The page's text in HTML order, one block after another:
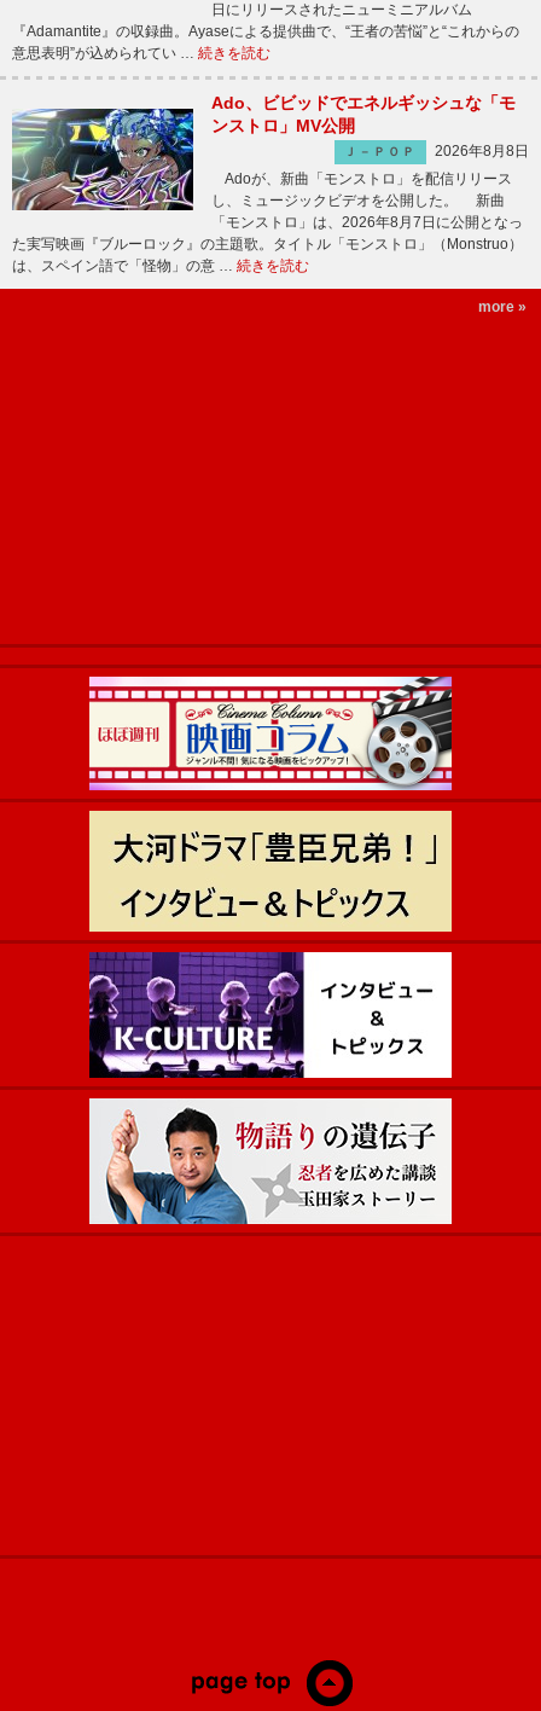
日にリリースされたニューミニアルバム
『Adamantite』の収録曲。Ayaseによる提供曲で、“王者の苦悩”と“これからの
意思表明”が込められてい … 続きを読む
Ado、ビビッドでエネルギッシュな「モ
ンストロ」MV公開
Ｊ－ＰＯＰ
2026年8月8日
Adoが、新曲「モンストロ」を配信リリース
し、ミュージックビデオを公開した。 新曲
「モンストロ」は、2026年8月7日に公開となっ
た実写映画『ブルーロック』の主題歌。タイトル「モンストロ」（Monstruo）
は、スペイン語で「怪物」の意 … 続きを読む
more »